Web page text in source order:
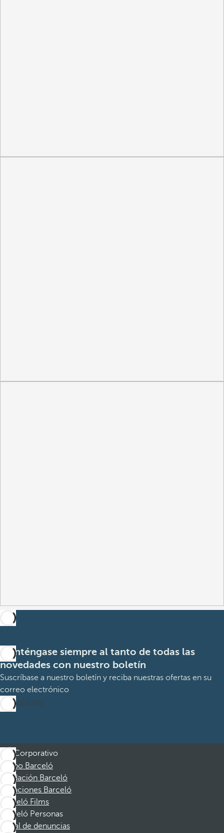
Manténgase siempre al tanto de todas las
novedades con nuestro boletín
Suscríbase a nuestro boletín y reciba nuestras ofertas en su
correo electrónico
Suscribirme
Corporativo
Grupo Barceló
Fundación Barceló
Vacaciones Barceló
Barceló Films
Barceló Personas
Canal de denuncias